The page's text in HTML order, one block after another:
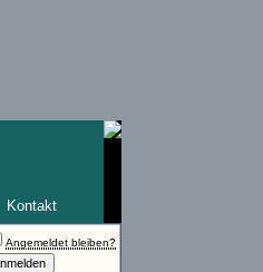
Kontakt
Angemeldet bleiben?